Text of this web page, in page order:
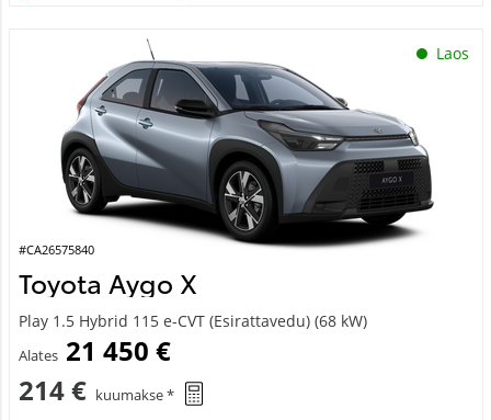
Laos
#CA26575840
Toyota Aygo X
Play 1.5 Hybrid 115 e-CVT (Esirattavedu) (68 kW)
Alates 21 450 €
214 € kuumakse *